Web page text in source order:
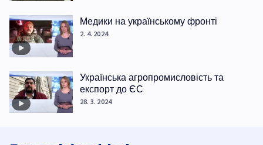
Медики на українському фронті
2. 4. 2024
Українська агропромисловість та
експорт до ЄС
28. 3. 2024